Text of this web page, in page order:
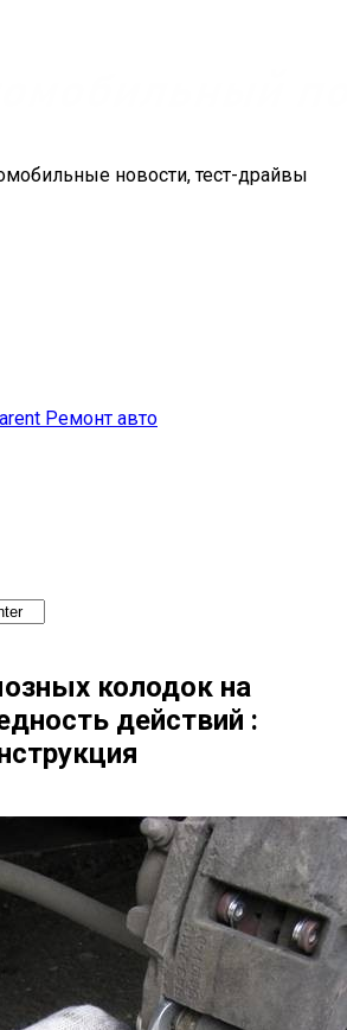
новости, тест-драйвы
Ремонт авто
колодок на
действий :